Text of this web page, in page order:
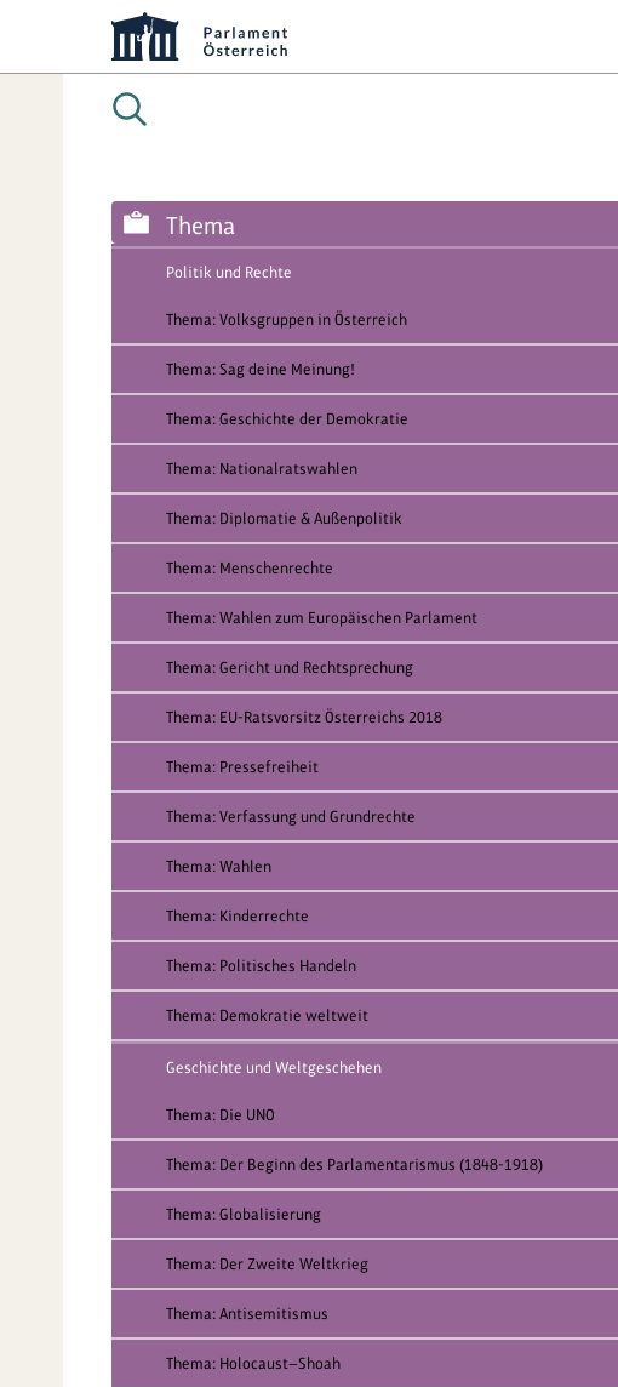
Thema
Politik und Rechte
Thema: Volksgruppen in Österreich
Thema: Sag deine Meinung!
Thema: Geschichte der Demokratie
Thema: Nationalratswahlen
Thema: Diplomatie & Außenpolitik
Thema: Menschenrechte
Thema: Wahlen zum Europäischen Parlament
Thema: Gericht und Rechtsprechung
Thema: EU-Ratsvorsitz Österreichs 2018
Thema: Pressefreiheit
Thema: Verfassung und Grundrechte
Thema: Wahlen
Thema: Kinderrechte
Thema: Politisches Handeln
Thema: Demokratie weltweit
Geschichte und Weltgeschehen
Thema: Die UNO
Thema: Der Beginn des Parlamentarismus (1848-1918)
Thema: Globalisierung
Thema: Der Zweite Weltkrieg
Thema: Antisemitismus
Thema: Holocaust—Shoah